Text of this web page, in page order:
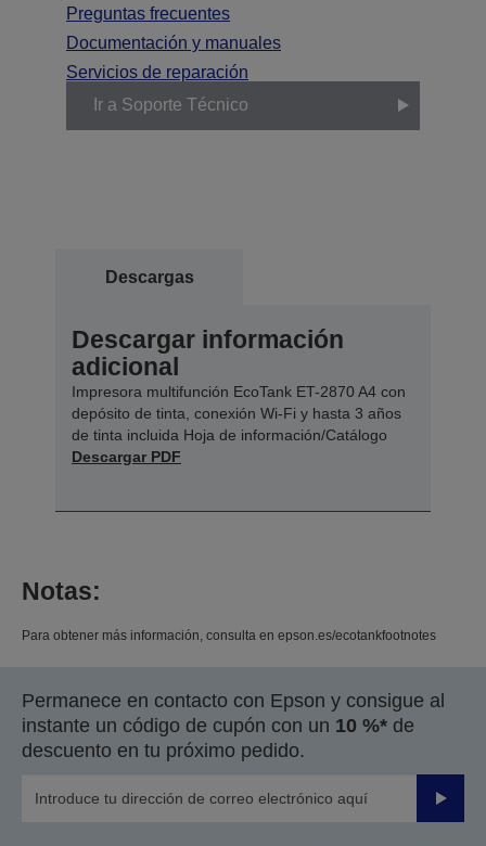
Preguntas frecuentes
Documentación y manuales
Servicios de reparación
Ir a Soporte Técnico
Descargas
Descargar información
adicional
Impresora multifunción EcoTank ET-2870 A4 con
depósito de tinta, conexión Wi-Fi y hasta 3 años
de tinta incluida Hoja de información/Catálogo
Descargar PDF
Notas:
Para obtener más información, consulta en epson.es/ecotankfootnotes
Permanece en contacto con Epson y consigue al
instante un código de cupón con un 10 %* de
descuento en tu próximo pedido.
Enviar